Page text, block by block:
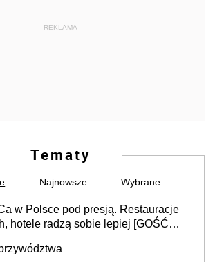
REKLAMA
Tematy
Najnowsze Wybrane
w Polsce pod presją. Restauracje
hotele radzą sobie lepiej [GOŚĆ